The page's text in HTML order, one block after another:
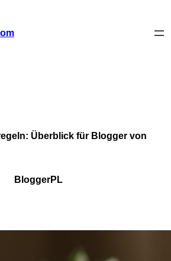
Überblick für Blogger von
BloggerPL